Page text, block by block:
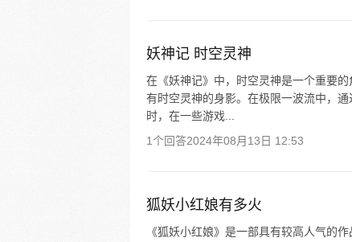
妖神记 时空灵神
在《妖神记》中，时空灵神是一个重要
有时空灵神的身影。在极限一波流中，
时，在一些游戏...
1个回答2024年08月13日 12:53
狐妖小红娘有多火
《狐妖小红娘》是一部具有较高人气的